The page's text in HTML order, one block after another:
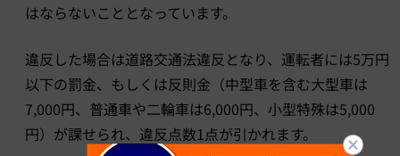
はならないこととなっています。
違反した場合は道路交通法違反となり、運転者には5万円
以下の罰金、もしくは反則金（中型車を含む大型車は
7,000円、普通車や二輪車は6,000円、小型特殊は5,000
円）が課せられ、違反点数1点が引かれます。